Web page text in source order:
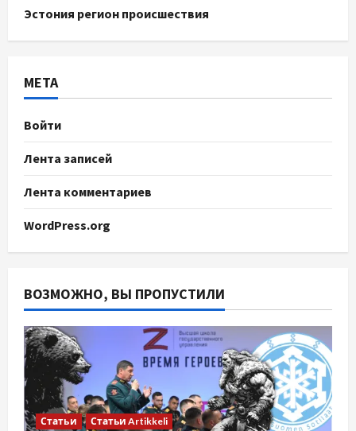
Эстония регион происшествия
МЕТА
Войти
Лента записей
Лента комментариев
WordPress.org
ВОЗМОЖНО, ВЫ ПРОПУСТИЛИ
Статьи Статьи Artikkeli